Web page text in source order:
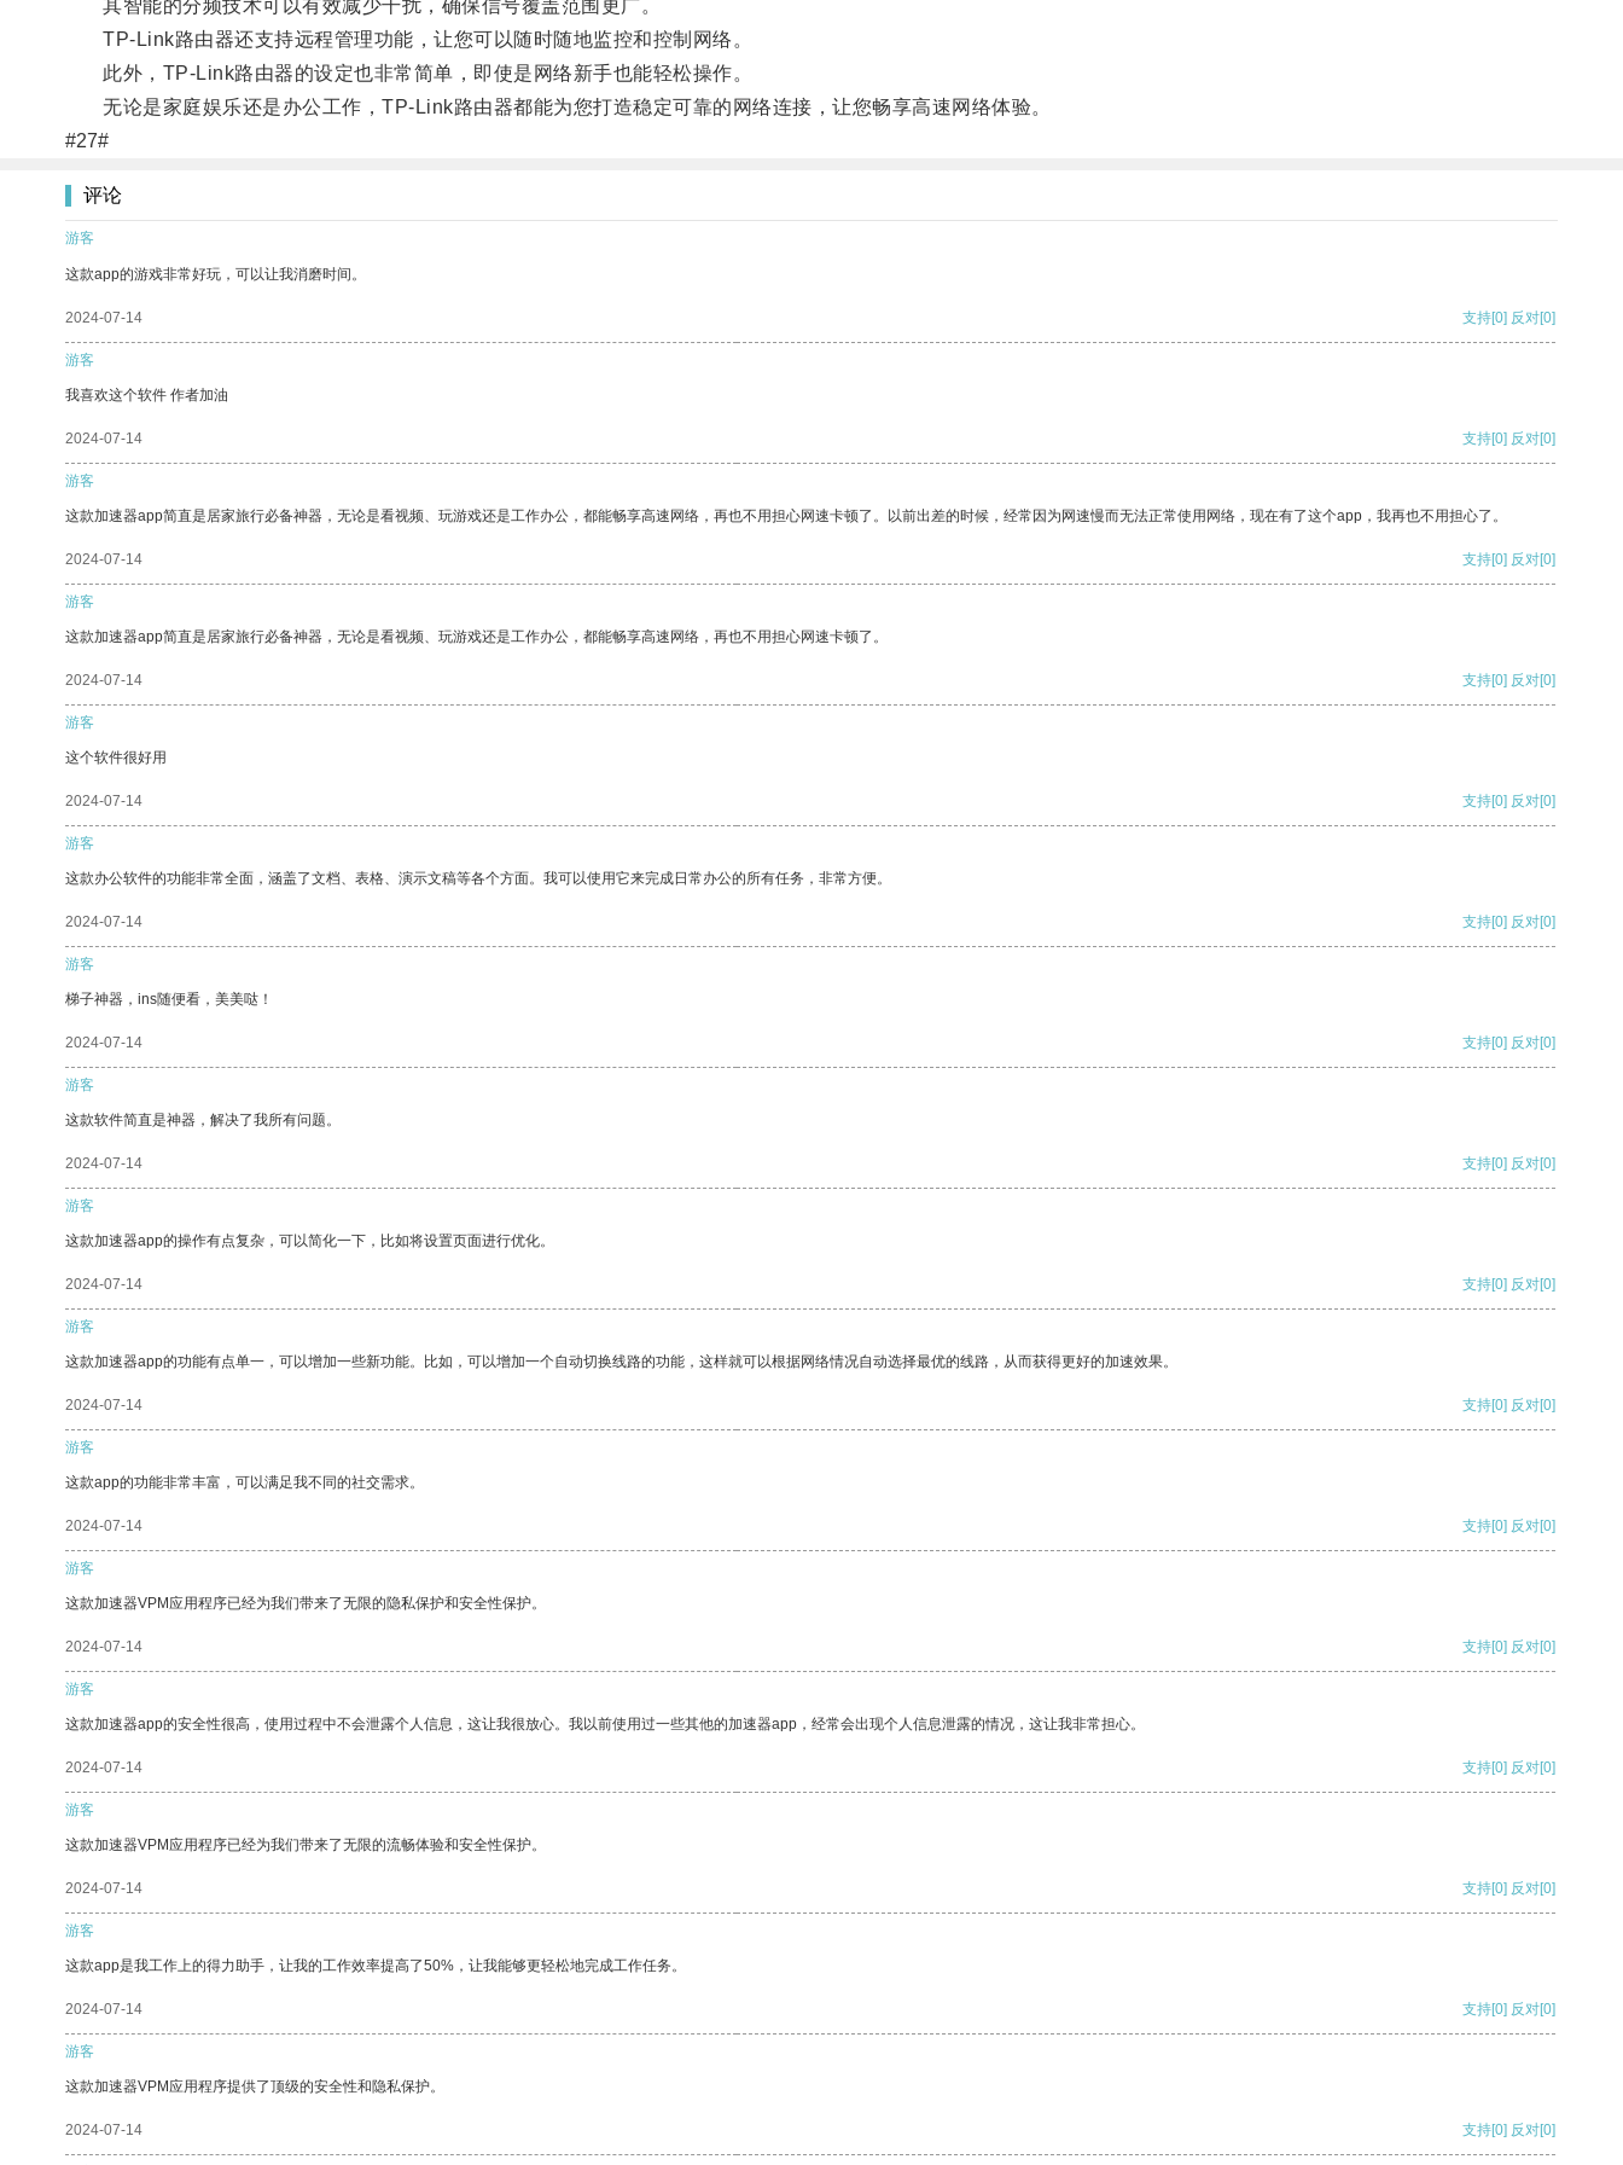
其智能的分频技术可以有效减少干扰，确保信号覆盖范围更广。
TP-Link路由器还支持远程管理功能，让您可以随时随地监控和控制网络。
此外，TP-Link路由器的设定也非常简单，即使是网络新手也能轻松操作。
无论是家庭娱乐还是办公工作，TP-Link路由器都能为您打造稳定可靠的网络连接，让您畅享高速网络体验。
#27#
评论
游客
这款app的游戏非常好玩，可以让我消磨时间。
2024-07-14 支持[0] 反对[0]
游客
我喜欢这个软件 作者加油
2024-07-14 支持[0] 反对[0]
游客
这款加速器app简直是居家旅行必备神器，无论是看视频、玩游戏还是工作办公，都能畅享高速网络，再也不用担心网速卡顿了。以前出差的时候，经常因为网速慢而无法正常使用网络，现在有了这个app，我再也不用担心了。
2024-07-14 支持[0] 反对[0]
游客
这款加速器app简直是居家旅行必备神器，无论是看视频、玩游戏还是工作办公，都能畅享高速网络，再也不用担心网速卡顿了。
2024-07-14 支持[0] 反对[0]
游客
这个软件很好用
2024-07-14 支持[0] 反对[0]
游客
这款办公软件的功能非常全面，涵盖了文档、表格、演示文稿等各个方面。我可以使用它来完成日常办公的所有任务，非常方便。
2024-07-14 支持[0] 反对[0]
游客
梯子神器，ins随便看，美美哒！
2024-07-14 支持[0] 反对[0]
游客
这款软件简直是神器，解决了我所有问题。
2024-07-14 支持[0] 反对[0]
游客
这款加速器app的操作有点复杂，可以简化一下，比如将设置页面进行优化。
2024-07-14 支持[0] 反对[0]
游客
这款加速器app的功能有点单一，可以增加一些新功能。比如，可以增加一个自动切换线路的功能，这样就可以根据网络情况自动选择最优的线路，从而获得更好的加速效果。
2024-07-14 支持[0] 反对[0]
游客
这款app的功能非常丰富，可以满足我不同的社交需求。
2024-07-14 支持[0] 反对[0]
游客
这款加速器VPM应用程序已经为我们带来了无限的隐私保护和安全性保护。
2024-07-14 支持[0] 反对[0]
游客
这款加速器app的安全性很高，使用过程中不会泄露个人信息，这让我很放心。我以前使用过一些其他的加速器app，经常会出现个人信息泄露的情况，这让我非常担心。
2024-07-14 支持[0] 反对[0]
游客
这款加速器VPM应用程序已经为我们带来了无限的流畅体验和安全性保护。
2024-07-14 支持[0] 反对[0]
游客
这款app是我工作上的得力助手，让我的工作效率提高了50%，让我能够更轻松地完成工作任务。
2024-07-14 支持[0] 反对[0]
游客
这款加速器VPM应用程序提供了顶级的安全性和隐私保护。
2024-07-14 支持[0] 反对[0]